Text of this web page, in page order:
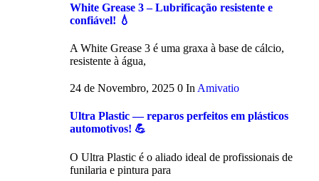
White Grease 3 – Lubrificação resistente e
confiável! 💧
A White Grease 3 é uma graxa à base de cálcio,
resistente à água,
24 de Novembro, 2025 0 In Amivatio
Ultra Plastic — reparos perfeitos em plásticos
automotivos! 💪
O Ultra Plastic é o aliado ideal de profissionais de
funilaria e pintura para